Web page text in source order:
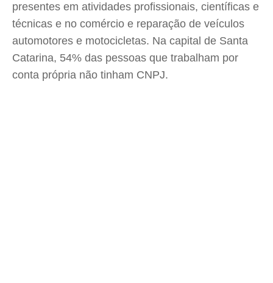
presentes em atividades profissionais, científicas e
técnicas e no comércio e reparação de veículos
automotores e motocicletas. Na capital de Santa
Catarina, 54% das pessoas que trabalham por
conta própria não tinham CNPJ.